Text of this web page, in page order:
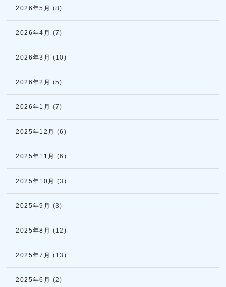
2026年5月 (8)
2026年4月 (7)
2026年3月 (10)
2026年2月 (5)
2026年1月 (7)
2025年12月 (6)
2025年11月 (6)
2025年10月 (3)
2025年9月 (3)
2025年8月 (12)
2025年7月 (13)
2025年6月 (2)